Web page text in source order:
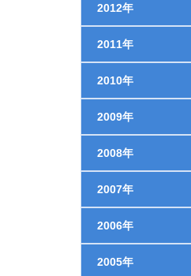
2012年
2011年
2010年
2009年
2008年
2007年
2006年
2005年